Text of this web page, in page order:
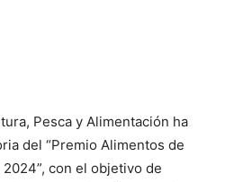
Pesca y Alimentación ha
del “Premio Alimentos de
con el objetivo de